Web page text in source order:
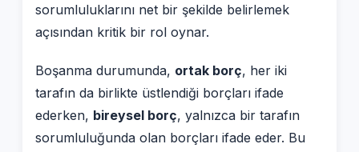
sorumluluklarını net bir şekilde belirlemek
açısından kritik bir rol oynar.
Boşanma durumunda, ortak borç, her iki
tarafın da birlikte üstlendiği borçları ifade
ederken, bireysel borç, yalnızca bir tarafın
sorumluluğunda olan borçları ifade eder. Bu